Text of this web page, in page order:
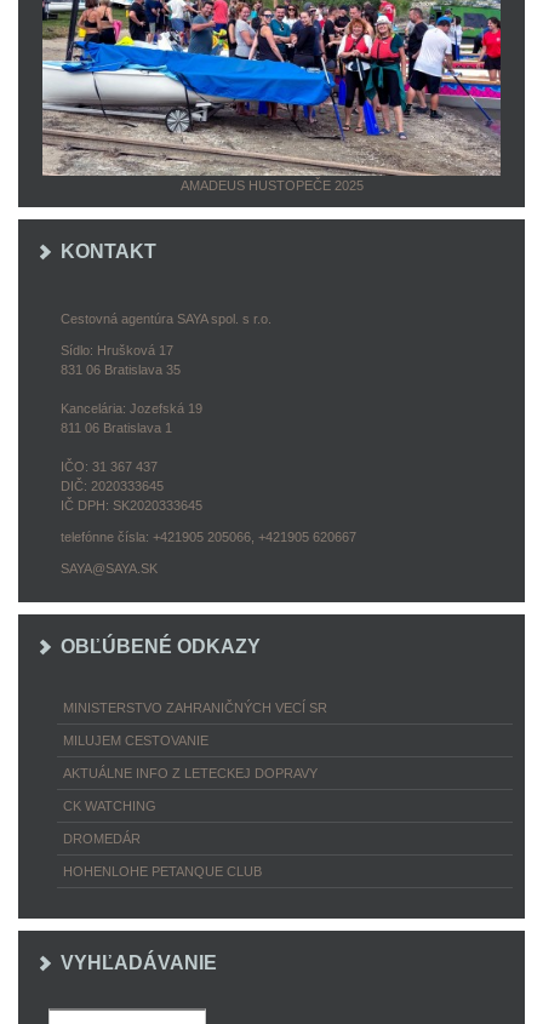
AMADEUS HUSTOPEČE 2025
KONTAKT
Cestovná agentúra SAYA spol. s r.o.
Sídlo: Hrušková 17
831 06 Bratislava 35
Kancelária: Jozefská 19
811 06 Bratislava 1
IČO: 31 367 437
DIČ: 2020333645
IČ DPH: SK2020333645
telefónne čísla: +421905 205066, +421905 620667
SAYA@SAYA.SK
OBĽÚBENÉ ODKAZY
MINISTERSTVO ZAHRANIČNÝCH VECÍ SR
MILUJEM CESTOVANIE
AKTUÁLNE INFO Z LETECKEJ DOPRAVY
CK WATCHING
DROMEDÁR
HOHENLOHE PETANQUE CLUB
VYHĽADÁVANIE